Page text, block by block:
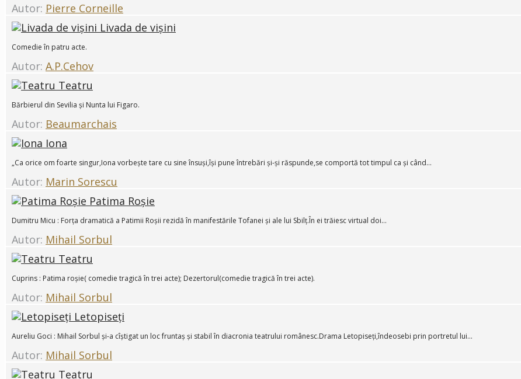
Autor: Pierre Corneille
Livada de vișini
Comedie în patru acte.
Autor: A.P.Cehov
Teatru
Bărbierul din Sevilia și Nunta lui Figaro.
Autor: Beaumarchais
Iona
„Ca orice om foarte singur,Iona vorbește tare cu sine însuși,își pune întrebări și-și răspunde,se comportă tot timpul ca și când...
Autor: Marin Sorescu
Patima Roșie
Dumitru Micu : Forța dramatică a Patimii Roșii rezidă în manifestările Tofanei și ale lui Sbilț.În ei trăiesc virtual doi...
Autor: Mihail Sorbul
Teatru
Cuprins : Patima roșie( comedie tragică în trei acte); Dezertorul(comedie tragică în trei acte).
Autor: Mihail Sorbul
Letopiseți
Aureliu Goci : Mihail Sorbul și-a cîștigat un loc fruntaș și stabil în diacronia teatrului românesc.Drama Letopiseți,îndeosebi prin portretul lui...
Autor: Mihail Sorbul
Teatru